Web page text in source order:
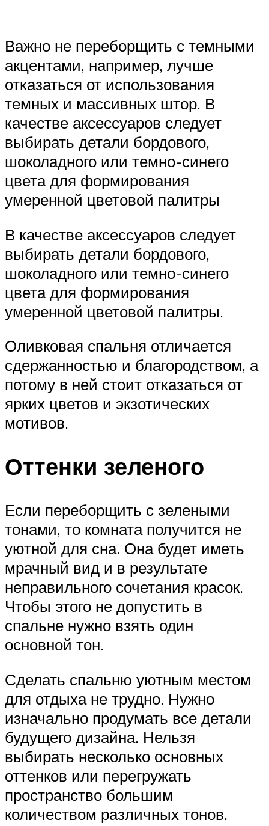
Важно не переборщить с темными
акцентами, например, лучше
отказаться от использования
темных и массивных штор. В
качестве аксессуаров следует
выбирать детали бордового,
шоколадного или темно-синего
цвета для формирования
умеренной цветовой палитры
В качестве аксессуаров следует
выбирать детали бордового,
шоколадного или темно-синего
цвета для формирования
умеренной цветовой палитры.
Оливковая спальня отличается
сдержанностью и благородством, а
потому в ней стоит отказаться от
ярких цветов и экзотических
мотивов.
Оттенки зеленого
Если переборщить с зелеными
тонами, то комната получится не
уютной для сна. Она будет иметь
мрачный вид и в результате
неправильного сочетания красок.
Чтобы этого не допустить в
спальне нужно взять один
основной тон.
Сделать спальню уютным местом
для отдыха не трудно. Нужно
изначально продумать все детали
будущего дизайна. Нельзя
выбирать несколько основных
оттенков или перегружать
пространство большим
количеством различных тонов.